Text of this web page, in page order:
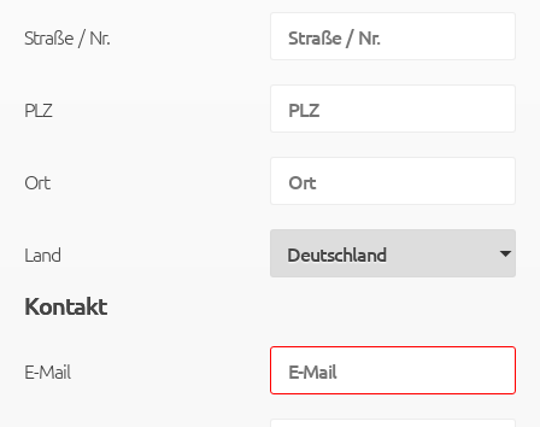
Straße / Nr.
PLZ
Ort
Land
Kontakt
E-Mail